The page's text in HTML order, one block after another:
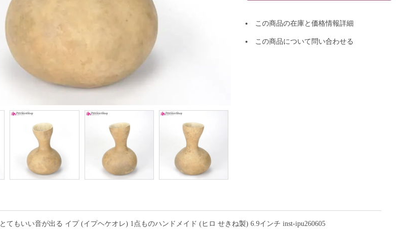
この商品の在庫と価格情報詳細
この商品について問い合わせる
とてもいい音が出る イプ (イプヘケオレ) 1点ものハンドメイド (ヒロ せきね製) 6.9インチ inst-ipu260605